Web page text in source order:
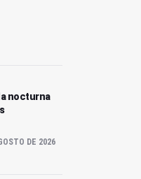
nocturna
DE 2026